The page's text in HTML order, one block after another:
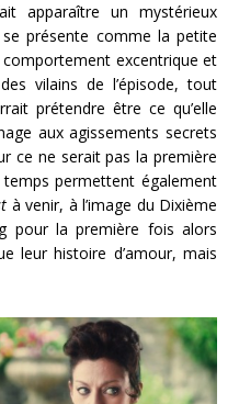
apparaître un mystérieux
présente comme la petite
excentrique et
vilains de l’épisode, tout
prétendre être ce qu’elle
aux agissements secrets
ce ne serait pas la première
permettent également
à venir, à l’image du Dixième
pour la première fois alors
leur histoire d’amour, mais